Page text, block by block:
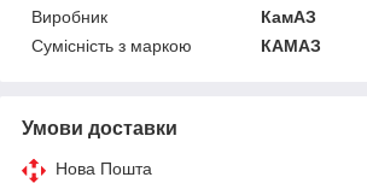
Виробник
КамАЗ
Сумісність з маркою
КАМАЗ
Умови доставки
Нова Пошта